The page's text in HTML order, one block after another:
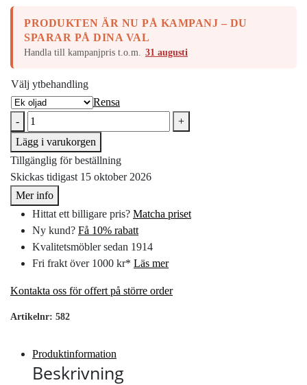
PRODUKTEN ÄR NU PÅ KAMPANJ – DU
SPARAR PÅ DINA VAL
Handla till kampanjpris t.o.m. 31 augusti
Välj ytbehandling
Rensa
-
+
Lägg i varukorgen
Tillgänglig för beställning
Skickas tidigast 15 oktober 2026
Mer info
Hittat ett billigare pris? Matcha priset
Ny kund? Få 10% rabatt
Kvalitetsmöbler sedan 1914
Fri frakt över 1000 kr* Läs mer
Kontakta oss för offert på större order
Artikelnr: 582
Produktinformation
Beskrivning